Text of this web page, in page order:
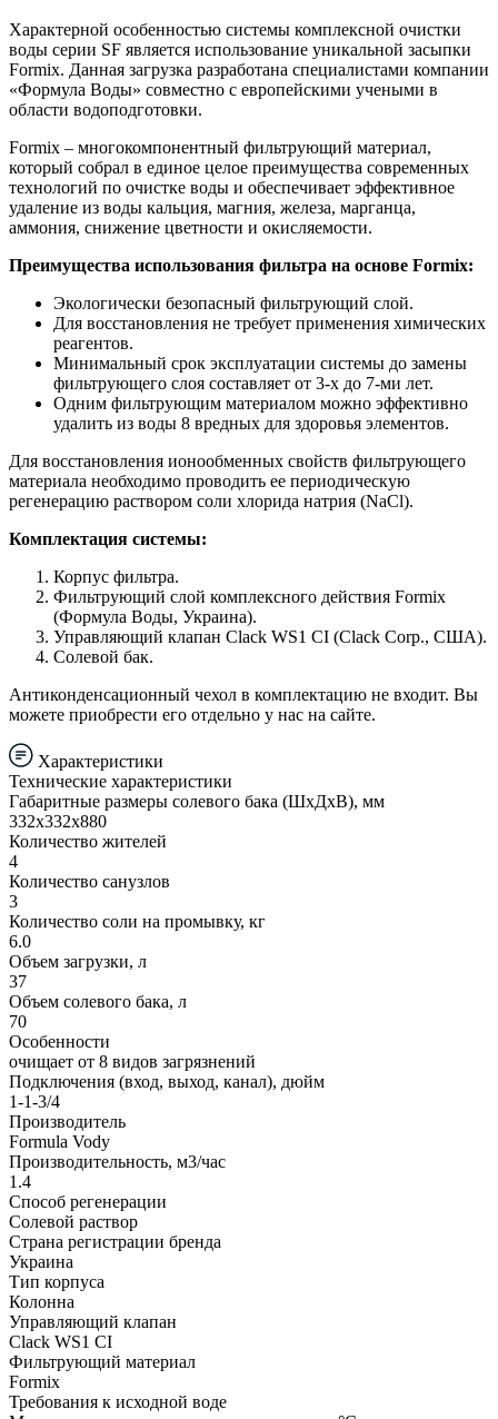
Характерной особенностью системы комплексной очистки
воды серии SF является использование уникальной засыпки
Formix. Данная загрузка разработана специалистами компании
«Формула Воды» совместно с европейскими учеными в
области водоподготовки.
Formix – многокомпонентный фильтрующий материал,
который собрал в единое целое преимущества современных
технологий по очистке воды и обеспечивает эффективное
удаление из воды кальция, магния, железа, марганца,
аммония, снижение цветности и окисляемости.
Преимущества использования фильтра на основе Formix:
Экологически безопасный фильтрующий слой.
Для восстановления не требует применения химических
реагентов.
Минимальный срок эксплуатации системы до замены
фильтрующего слоя составляет от 3-х до 7-ми лет.
Одним фильтрующим материалом можно эффективно
удалить из воды 8 вредных для здоровья элементов.
Для восстановления ионообменных свойств фильтрующего
материала необходимо проводить ее периодическую
регенерацию раствором соли хлорида натрия (NaCl).
Комплектация системы:
Корпус фильтра.
Фильтрующий слой комплексного действия Formix
(Формула Воды, Украина).
Управляющий клапан Clack WS1 CI (Clack Corp., США).
Солевой бак.
Антиконденсационный чехол в комплектацию не входит. Вы
можете приобрести его отдельно у нас на сайте.
Характеристики
Технические характеристики
Габаритные размеры солевого бака (ШхДхВ), мм
332х332х880
Количество жителей
4
Количество санузлов
3
Количество соли на промывку, кг
6.0
Объем загрузки, л
37
Объем солевого бака, л
70
Особенности
очищает от 8 видов загрязнений
Подключения (вход, выход, канал), дюйм
1-1-3/4
Производитель
Formula Vody
Производительность, м3/час
1.4
Способ регенерации
Солевой раствор
Страна регистрации бренда
Украина
Тип корпуса
Колонна
Управляющий клапан
Clack WS1 СI
Фильтрующий материал
Formix
Требования к исходной воде